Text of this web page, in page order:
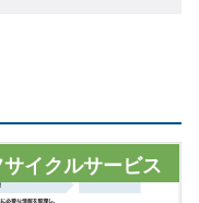
イクルサービス